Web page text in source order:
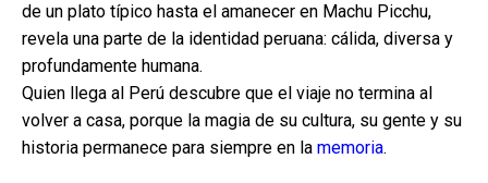
de un plato típico hasta el amanecer en Machu Picchu,
revela una parte de la identidad peruana: cálida, diversa y
profundamente humana.
Quien llega al Perú descubre que el viaje no termina al
volver a casa, porque la magia de su cultura, su gente y su
historia permanece para siempre en la memoria.